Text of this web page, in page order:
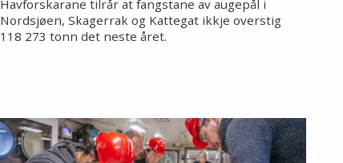
Havforskarane tilrår at fangstane av augepål i
Nordsjøen, Skagerrak og Kattegat ikkje overstig
118 273 tonn det neste året.